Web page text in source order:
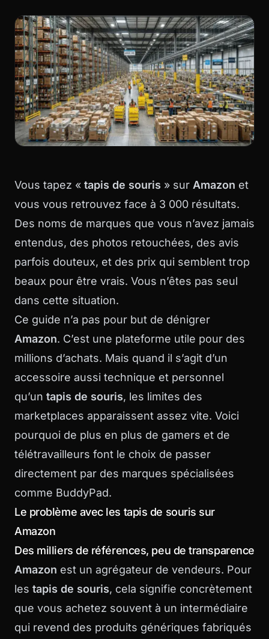
Vous tapez « tapis de souris » sur Amazon et
vous vous retrouvez face à 3 000 résultats.
Des noms de marques que vous n’avez jamais
entendus, des photos retouchées, des avis
parfois douteux, et des prix qui semblent trop
beaux pour être vrais. Vous n’êtes pas seul
dans cette situation.
Ce guide n’a pas pour but de dénigrer
Amazon. C’est une plateforme utile pour des
millions d’achats. Mais quand il s’agit d’un
accessoire aussi technique et personnel
qu’un tapis de souris, les limites des
marketplaces apparaissent assez vite. Voici
pourquoi de plus en plus de gamers et de
télétravailleurs font le choix de passer
directement par des marques spécialisées
comme BuddyPad.
Le problème avec les tapis de souris sur
Amazon
Des milliers de références, peu de transparence
Amazon est un agrégateur de vendeurs. Pour
les tapis de souris, cela signifie concrètement
que vous achetez souvent à un intermédiaire
qui revend des produits génériques fabriqués